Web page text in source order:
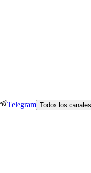
Telegram Todos los canales